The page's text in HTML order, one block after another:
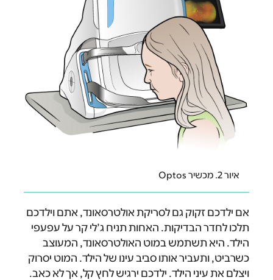
איור 2. מכשיר Optos
אם ילדכם זקוק גם לסריקת אולטרסאונד, אתם וילדכם
תלכו לחדר הבדיקות. האחות תניח ג’לי קר על עפעפי
הילד. היא תשתמש במוט האולטרסאונד, המעוצב
כשרביט, ותעביר אותו סביב עינו של הילד. המוט יסרוק
ויצלם את עיני הילד. ילדכם ירגיש לחץ קל, אך לא כאב.